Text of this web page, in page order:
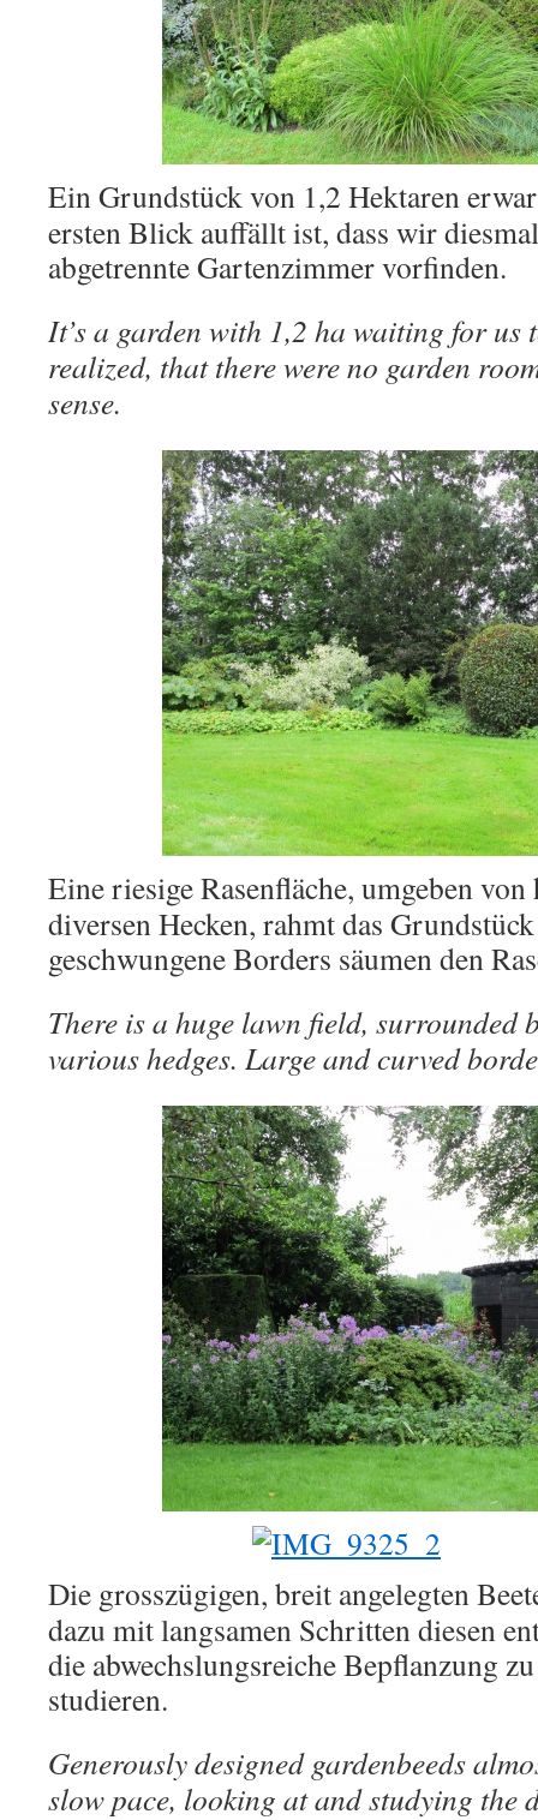
Ein Grundstück von 1,2 Hektaren
ersten Blick auffällt ist, dass wir
abgetrennte Gartenzimmer vorfinden.
It’s a garden with 1,2 ha waiting for us
realized, that there were no garden
sense.
Eine riesige Rasenfläche, umgeben
diversen Hecken, rahmt das
geschwungene Borders säumen den
There is a huge lawn field, surrounded
various hedges. Large and curved
Die grosszügigen, breit angelegten
dazu mit langsamen Schritten diesen
die abwechslungsreiche Bepflanzung
studieren.
Generously designed gardenbeeds
slow pace, looking at and studying the